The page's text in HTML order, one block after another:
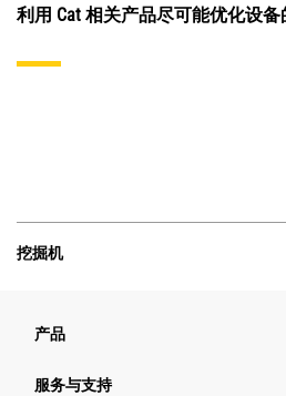
利用 Cat 相关产品尽可能优化设
挖掘机
产品
服务与支持